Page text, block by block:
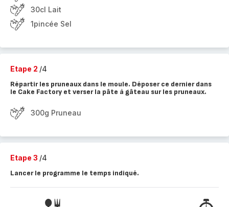
30cl Lait
1pincée Sel
Etape 2 /4
Répartir les pruneaux dans le moule. Déposer ce dernier dans
le Cake Factory et verser la pâte à gâteau sur les pruneaux.
300g Pruneau
Etape 3 /4
Lancer le programme le temps indiqué.